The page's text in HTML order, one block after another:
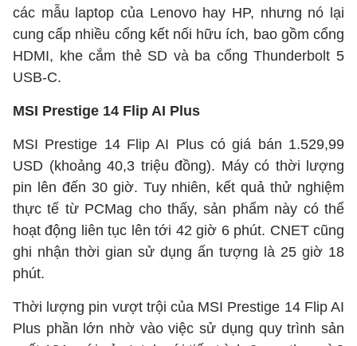
các mẫu laptop của Lenovo hay HP, nhưng nó lại
cung cấp nhiều cổng kết nối hữu ích, bao gồm cổng
HDMI, khe cắm thẻ SD và ba cổng Thunderbolt 5
USB-C.
MSI Prestige 14 Flip AI Plus
MSI Prestige 14 Flip AI Plus có giá bán 1.529,99
USD (khoảng 40,3 triệu đồng). Máy có thời lượng
pin lên đến 30 giờ. Tuy nhiên, kết quả thử nghiệm
thực tế từ PCMag cho thấy, sản phẩm này có thể
hoạt động liên tục lên tới 42 giờ 6 phút. CNET cũng
ghi nhận thời gian sử dụng ấn tượng là 25 giờ 18
phút.
Thời lượng pin vượt trội của MSI Prestige 14 Flip AI
Plus phần lớn nhờ vào việc sử dụng quy trình sản